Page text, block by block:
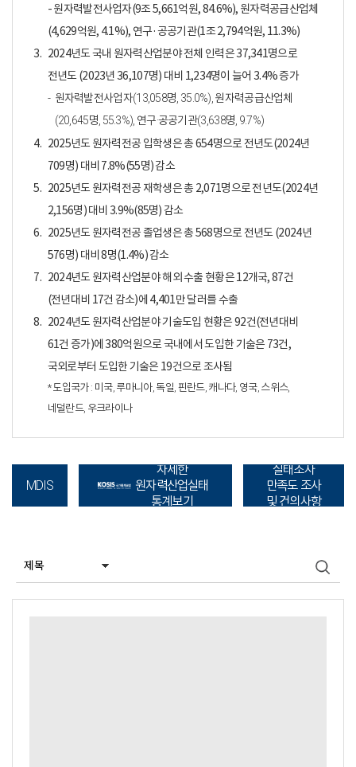
- 원자력발전사업자(9조 5,661억원, 84.6%), 원자력공급산업체
(4,629억원, 4.1%), 연구·공공기관(1조 2,794억원, 11.3%)
3. 2024년도 국내 원자력산업분야 전체 인력은 37,341명으로
전년도 (2023년 36,107명) 대비 1,234명이 늘어 3.4% 증가
원자력발전사업자(13,058명, 35.0%), 원자력공급산업체
(20,645명, 55.3%), 연구·공공기관(3,638명, 9.7%)
4. 2025년도 원자력전공 입학생은 총 654명으로 전년도(2024년
709명) 대비 7.8%(55명) 감소
5. 2025년도 원자력전공 재학생은 총 2,071명으로 전년도(2024년
2,156명) 대비 3.9%(85명) 감소
6. 2025년도 원자력전공 졸업생은 총 568명으로 전년도 (2024년
576명) 대비 8명(1.4%) 감소
7. 2024년도 원자력산업분야 해외 수출 현황은 12개국, 87건
(전년대비 17건 감소)에 4,401만 달러를 수출
8. 2024년도 원자력산업분야 기술도입 현황은 92건(전년대비
61건 증가)에 380억원으로 국내에서 도입한 기술은 73건,
국외로부터 도입한 기술은 19건으로 조사됨
* 도입국가 : 미국, 루마니아, 독일, 핀란드, 캐나다, 영국, 스위스,
네덜란드, 우크라이나
MDIS
자세한
원자력산업실태
통계보기
실태조사
만족도 조사
및 건의사항